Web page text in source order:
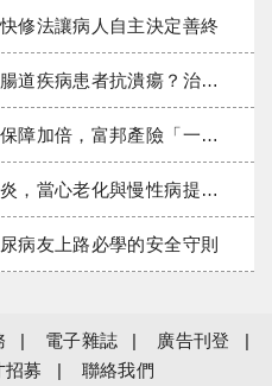
修法讓病人自主決定善終
潰瘍？治療進展與健保給付困境一次看
「一期逐夢」專案加碼遠距醫療與緊急救援
當心老化與慢性病提早報到
病友上路必學的安全守則
電子雜誌
廣告刊登
招募 聯絡我們